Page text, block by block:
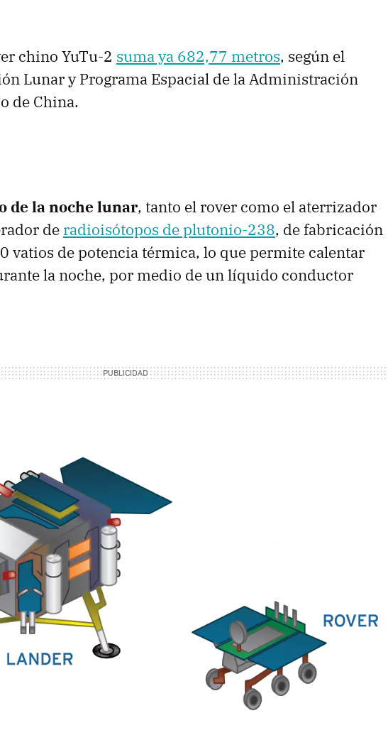
chino YuTu-2 suma ya 682,77 metros, según el
Lunar y Programa Espacial de la Administración
de China.
de la noche lunar, tanto el rover como el aterrizador
de radioisótopos de plutonio-238, de fabricación
vatios de potencia térmica, lo que permite calentar
la noche, por medio de un líquido conductor